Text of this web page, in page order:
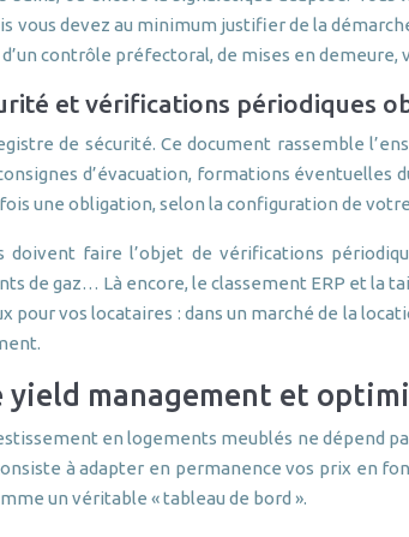
vous devez au minimum justifier de la
contrôle préfectoral, de mises en
et vérifications périodiques
de sécurité. Ce document rassemble
d’évacuation, formations éventuelles
une obligation, selon la configuration de
doivent faire l’objet de vérifications
de gaz… Là encore, le classement ERP et la
pour vos locataires : dans un marché de la
yield management et
en logements meublés ne dépend
à adapter en permanence vos prix en
un véritable « tableau de bord ».